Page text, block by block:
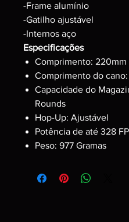
-Frame alumínio
-Gatilho ajustável
-Internos aço
Especificações
Comprimento: 220mm
Comprimento do cano:
Capacidade do
Rounds
Hop-Up: Ajustável
Potência de até 328
Peso: 977 Gramas